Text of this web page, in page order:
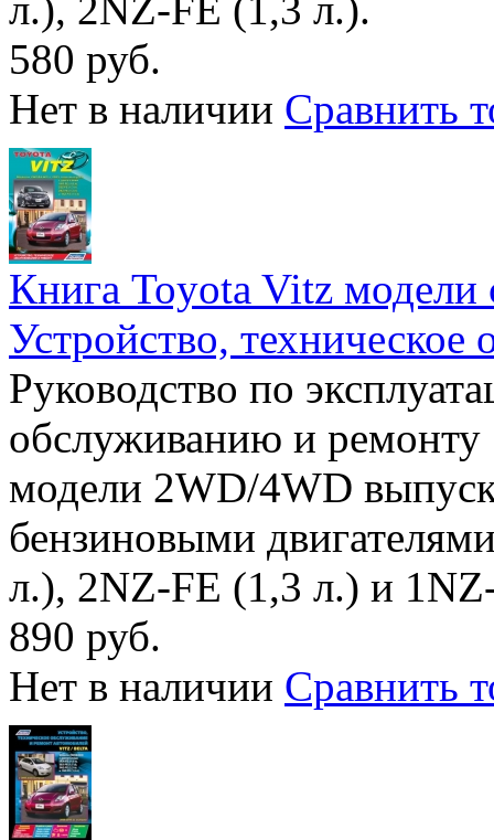
580 руб.
Нет в наличии Сравнить
Книга Toyota Vitz модели
Устройство,
Руководство по
обслуживанию и
модели 2WD/4WD
бензиновыми
л.), 2NZ-FE (1,3 л.) и
890 руб.
Нет в наличии Сравнить